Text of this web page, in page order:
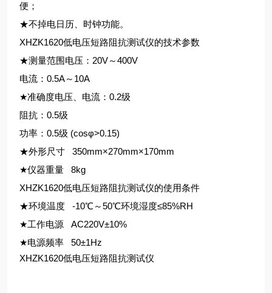
便；
★不掉电日历、时钟功能。
XHZK1620低电压短路阻抗测试仪的技术参数
★测量范围电压：20V～400V
电流：0.5A～10A
★准确度电压、电流：0.2级
阻抗：0.5级
功率：0.5级 (cosφ>0.15)
★外形尺寸 350mm×270mm×170mm
★仪器重量 8kg
XHZK1620低电压短路阻抗测试仪的使用条件
★环境温度 -10℃～50℃环境湿度≤85%RH
★工作电源 AC220V±10%
★电源频率 50±1Hz
XHZK1620低电压短路阻抗测试仪